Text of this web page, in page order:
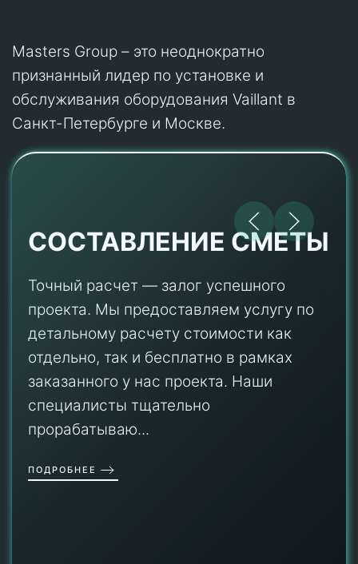
Masters Group – это неоднократно
признанный лидер по установке и
обслуживания оборудования Vaillant в
Санкт-Петербурге и Москве.
СОСТАВЛЕНИЕ СМЕТЫ
Точный расчет — залог успешного
проекта. Мы предоставляем услугу по
детальному расчету стоимости как
отдельно, так и бесплатно в рамках
заказанного у нас проекта. Наши
специалисты тщательно
прорабатываю...
ПОДРОБНЕЕ